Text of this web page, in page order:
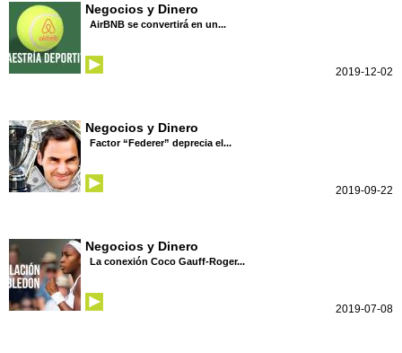
Negocios y Dinero
AirBNB se convertirá en un...
2019-12-02
Negocios y Dinero
Factor “Federer” deprecia el...
2019-09-22
Negocios y Dinero
La conexión Coco Gauff-Roger...
2019-07-08